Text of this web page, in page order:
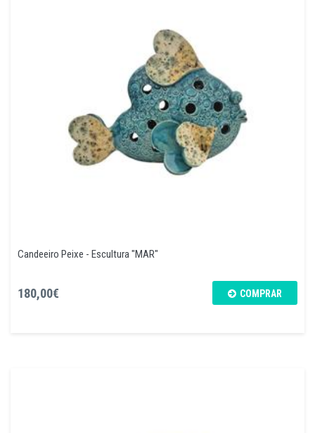
Candeeiro Peixe - Escultura "MAR"
180,00€ COMPRAR